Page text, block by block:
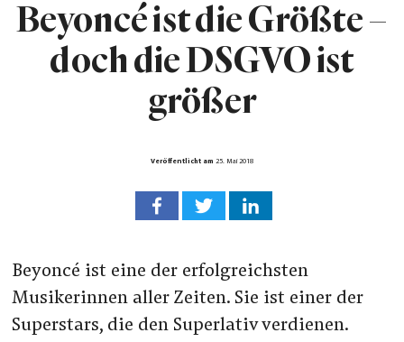
Beyoncé ist die Größte –
doch die DSGVO ist
größer
Veröffentlicht am 25. Mai 2018
Beyoncé ist eine der erfolgreichsten
Musikerinnen aller Zeiten. Sie ist einer der
Superstars, die den Superlativ verdienen.